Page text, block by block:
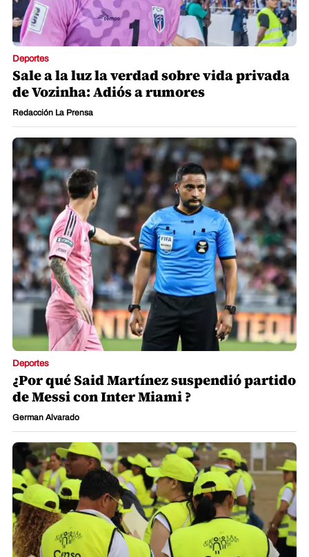
Deportes
Sale a la luz la verdad sobre vida privada
de Vozinha: Adiós a rumores
Redacción La Prensa
Deportes
¿Por qué Said Martínez suspendió partido
de Messi con Inter Miami ?
German Alvarado